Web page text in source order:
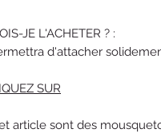
JE L'ACHETER ? :
d'attacher
SUR
article sont des